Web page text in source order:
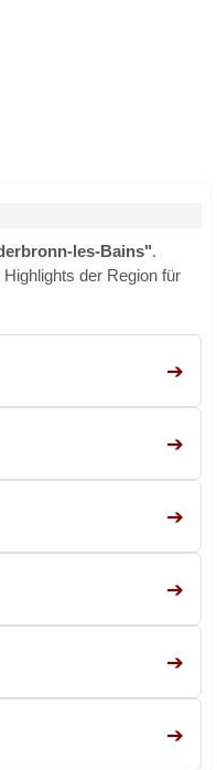
les-Bains".
der Region für
➔
➔
➔
➔
➔
➔